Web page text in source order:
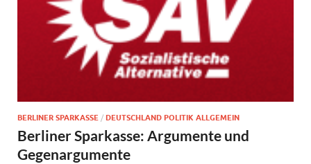
BERLINER SPARKASSE / DEUTSCHLAND POLITIK ALLGEMEIN
Berliner Sparkasse: Argumente und
Gegenargumente